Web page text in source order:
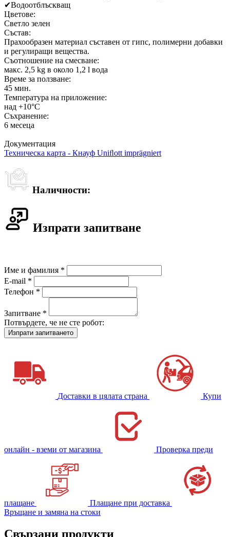
✔Водоотблъскващ
Цветове:
Светло зелен
Състав:
Прахообразен материал съставен от гипс, полимерни добавки
и регулиращи вещества.
Съотношение на смесване:
макс. 2,5 kg в около 1,2 l вода
Време за ползване:
45 мин.
Температура на приложение:
над +10°C
Съхранение:
6 месеца
Документация
Техническа карта - Кнауф Uniﬂott imprägniert
Наличности:
Изпрати запитване
Име и фамилия *
E-mail *
Телефон *
Запитване *
Потвърдете, че не сте робот:
Доставки в цялата страна Купи
онлайн - вземи от магазина Проверка преди
плащане
Плащане при доставка
Връщане и замяна на стоки
Свързани продукти